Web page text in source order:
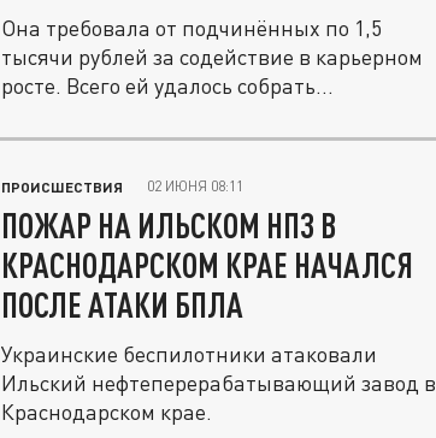
Она требовала от подчинённых по 1,5
тысячи рублей за содействие в карьерном
росте. Всего ей удалось собрать...
ПРОИСШЕСТВИЯ 02 ИЮНЯ 08:11
ПОЖАР НА ИЛЬСКОМ НПЗ В
КРАСНОДАРСКОМ КРАЕ НАЧАЛСЯ
ПОСЛЕ АТАКИ БПЛА
Украинские беспилотники атаковали
Ильский нефтеперерабатывающий завод в
Краснодарском крае.